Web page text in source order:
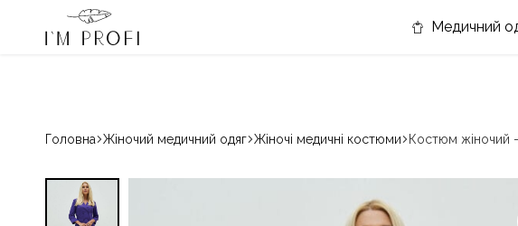
Profi – переможець «Вибір країни» 2024 і 2025 в
для
Медичний
Головна Жіночий медичний одяг Жіночі медичні костюми Костюм жіночий